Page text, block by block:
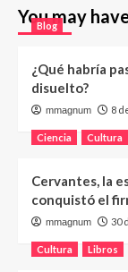
You may
Blog
¿Qué habría
disuelto?
mmagnum 8
Ciencia Cultura
Cervantes, la
conquistó el
mmagnum 30
Cultura Libros